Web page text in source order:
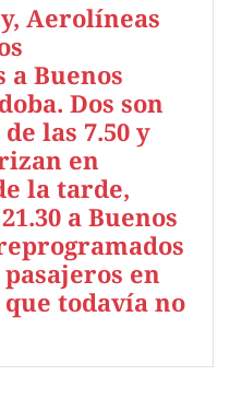
Aerolíneas
Buenos
Dos son
las 7.50 y
en
la tarde,
a Buenos
en
todavía no